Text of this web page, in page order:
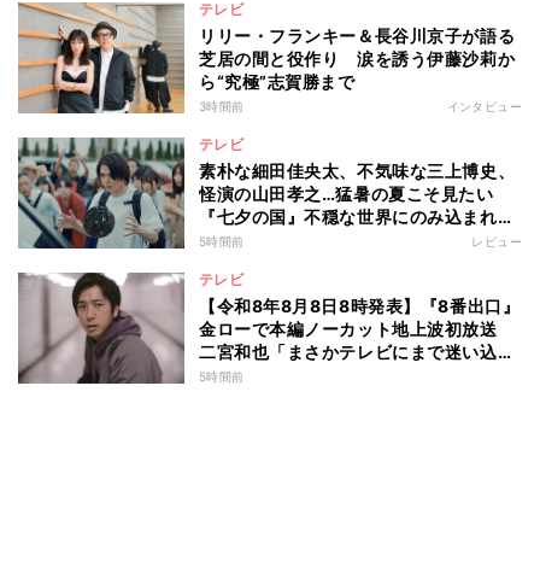
テレビ
リリー・フランキー＆長谷川京子が語る
芝居の間と役作り 涙を誘う伊藤沙莉か
ら“究極”志賀勝まで
3時間前 インタビュー
テレビ
素朴な細田佳央太、不気味な三上博史、
怪演の山田孝之…猛暑の夏こそ見たい
『七夕の国』不穏な世界にのみ込まれる
超常ミステリー
5時間前 レビュー
テレビ
【令和8年8月8日8時発表】『8番出口』
金ローで本編ノーカット地上波初放送
二宮和也「まさかテレビにまで迷い込ん
でしまうとは」
5時間前